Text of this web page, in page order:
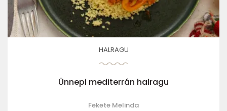
HALRAGU
Ünnepi mediterrán halragu
Fekete Melinda